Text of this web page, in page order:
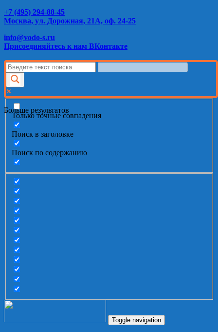
+7 (495) 294-88-45
Москва, ул. Дорожная, 21А, оф. 24-25
info@vodo-s.ru
Присоединяйтесь к нам ВКонтакте
Больше результатов
Только точные совпадения
Поиск в заголовке
Поиск по содержанию
Toggle navigation